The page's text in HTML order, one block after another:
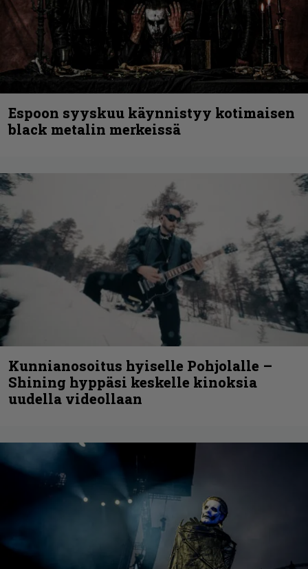
Espoon syyskuu käynnistyy kotimaisen
black metalin merkeissä
Kunnianosoitus hyiselle Pohjolalle –
Shining hyppäsi keskelle kinoksia
uudella videollaan